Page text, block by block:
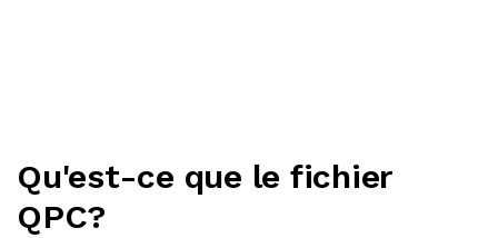
Qu'est-ce que le fichier
QPC?